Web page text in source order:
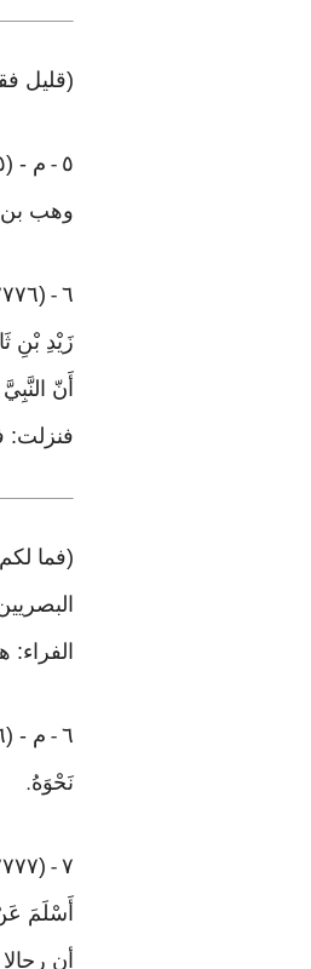
(قليل
٥ -
وهب بن
٦ -
زَيْدِ بْنِ
أَنّ
فنزلت:
(فما
٦ -
نَحْوَهُ.
٧ -
أَسْلَمَ
أن